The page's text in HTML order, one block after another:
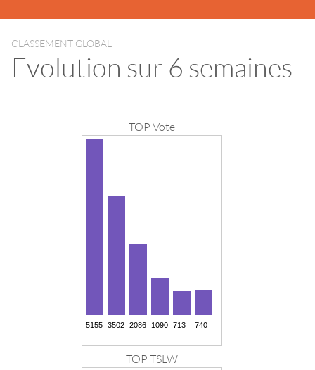
CLASSEMENT GLOBAL
Evolution sur 6 semaines
TOP Vote
TOP TSLW